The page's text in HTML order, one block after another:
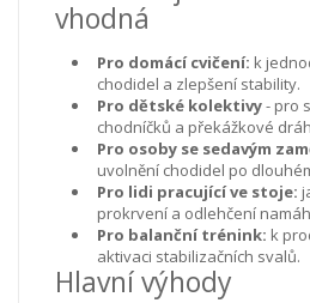
vhodná
Pro domácí cvičení: k
chodidel a zlepšení stability.
Pro dětské kolektivy- pro
chodníčků a překážkové
Pro osoby se sedavým
uvolnění chodidel po
Pro lidi pracující ve stoje:
prokrvení a odlehčení
Pro balanční trénink: k
aktivaci stabilizačních svalů.
Hlavní výhody